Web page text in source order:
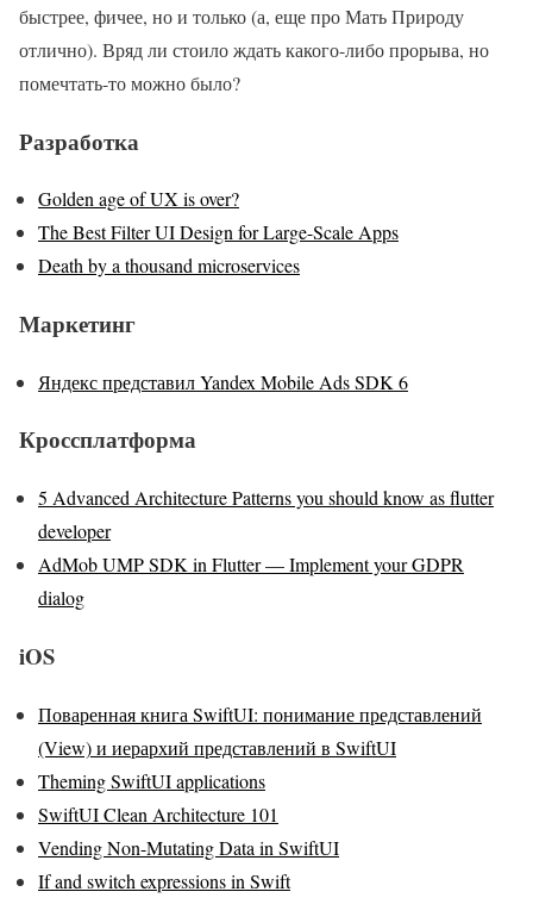
быстрее, фичее, но и только (а, еще про Мать Природу
отлично). Вряд ли стоило ждать какого-либо прорыва, но
помечтать-то можно было?
Разработка
Golden age of UX is over?
The Best Filter UI Design for Large-Scale Apps
Death by a thousand microservices
Маркетинг
Яндекс представил Yandex Mobile Ads SDK 6
Кроссплатформа
5 Advanced Architecture Patterns you should know as flutter
developer
AdMob UMP SDK in Flutter — Implement your GDPR
dialog
iOS
Поваренная книга SwiftUI: понимание представлений
(View) и иерархий представлений в SwiftUI
Theming SwiftUI applications
SwiftUI Clean Architecture 101
Vending Non-Mutating Data in SwiftUI
If and switch expressions in Swift